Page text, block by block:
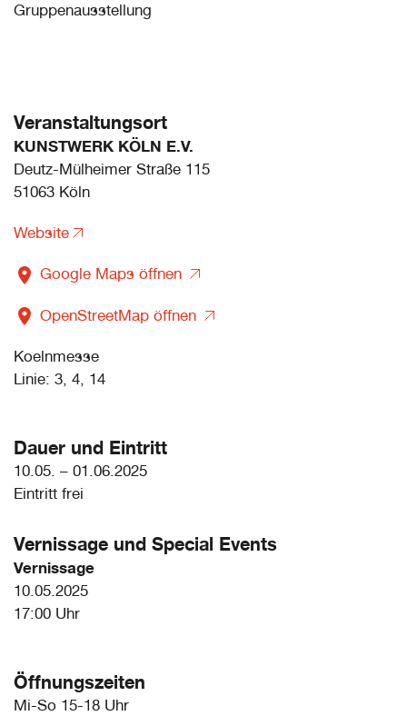
Gruppenausstellung
Veranstaltungsort
KUNSTWERK KÖLN E.V.
Deutz-Mülheimer Straße 115
51063 Köln
Website
Google Maps öffnen
OpenStreetMap öffnen
Koelnmesse
Linie: 3, 4, 14
Dauer und Eintritt
10.05. – 01.06.2025
Eintritt frei
Vernissage und Special Events
Vernissage
10.05.2025
17:00 Uhr
Öffnungszeiten
Mi-So 15-18 Uhr